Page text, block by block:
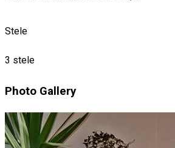
Stele
3 stele
Photo Gallery